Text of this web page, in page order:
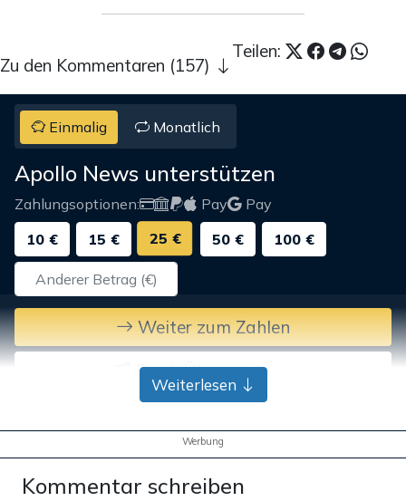
Teilen:
Zu den Kommentaren (157)
Einmalig Monatlich
Apollo News unterstützen
Zahlungsoptionen: Pay
Pay
10 €
15 € 25 € 50 € 100 €
Weiter zum Zahlen
Bank-Überweisung
Weiterlesen
Werbung
Kommentar schreiben